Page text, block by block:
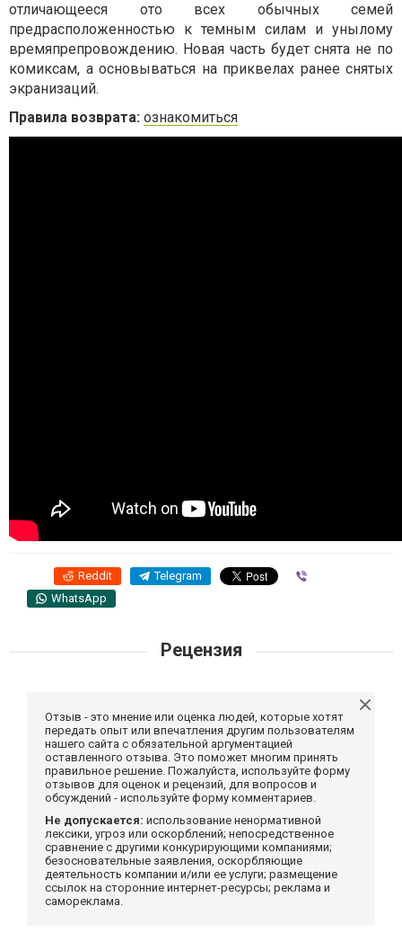
отличающееся ото всех обычных семей
предрасположенностью к темным силам и унылому
времяпрепровождению. Новая часть будет снята не по
комиксам, а основываться на приквелах ранее снятых
экранизаций.
Правила возврата: ознакомиться
Reddit Telegram
WhatsApp
Рецензия
Отзыв - это мнение или оценка людей, которые хотят
передать опыт или впечатления другим пользователям
нашего сайта с обязательной аргументацией
оставленного отзыва. Это поможет многим принять
правильное решение. Пожалуйста, используйте форму
отзывов для оценок и рецензий, для вопросов и
обсуждений - используйте форму комментариев.
Не допускается: использование ненормативной
лексики, угроз или оскорблений; непосредственное
сравнение с другими конкурирующими компаниями;
безосновательные заявления, оскорбляющие
деятельность компании и/или ее услуги; размещение
ссылок на сторонние интернет-ресурсы; реклама и
самореклама.